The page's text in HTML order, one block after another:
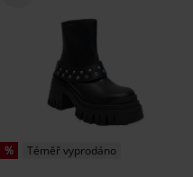
% Téměř vyprodáno